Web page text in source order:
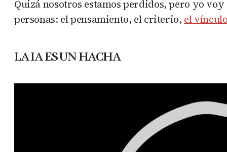
Quizá nosotros estamos perdidos, pero yo
personas: el pensamiento, el criterio, el
LA IA ES UN HACHA